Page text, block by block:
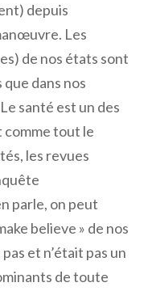
depuis
Les
de nos états sont
dans nos
santé est un des
comme tout le
les revues
parle, on peut
believe » de nos
et n’était pas un
de toute